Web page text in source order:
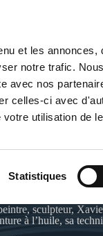
et les annonces,
notre trafic.
avec nos
celles-ci avec
utilisation de
Statistiques
sculpteur,
à l’huile, sa